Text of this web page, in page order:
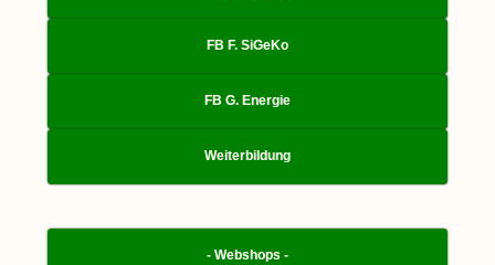
FB F. SiGeKo
FB G. Energie
Weiterbildung
- Webshops -